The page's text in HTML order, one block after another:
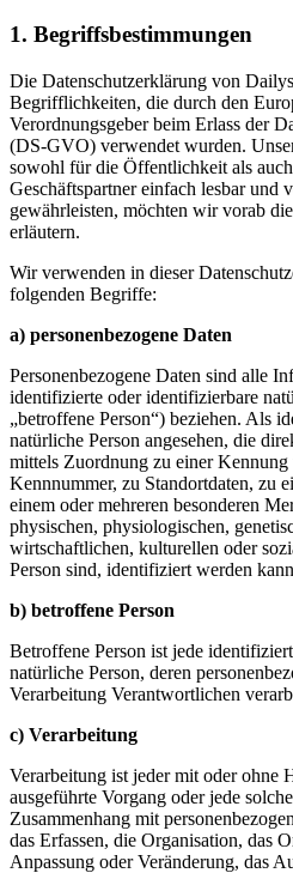
1. Begriffsbestimmungen
Die Datenschutzerklärung von
Begrifflichkeiten, die durch den
Verordnungsgeber beim Erlass der
(DS-GVO) verwendet wurden.
sowohl für die Öffentlichkeit als
Geschäftspartner einfach lesbar und
gewährleisten, möchten wir vorab
erläutern.
Wir verwenden in dieser
folgenden Begriffe:
a) personenbezogene Daten
Personenbezogene Daten sind alle
identifizierte oder identifizierbare
„betroffene Person“) beziehen. Als
natürliche Person angesehen, die
mittels Zuordnung zu einer
Kennnummer, zu Standortdaten, zu
einem oder mehreren besonderen
physischen, physiologischen,
wirtschaftlichen, kulturellen oder
Person sind, identifiziert werden
b) betroffene Person
Betroffene Person ist jede
natürliche Person, deren
Verarbeitung Verantwortlichen
c) Verarbeitung
Verarbeitung ist jeder mit oder ohne
ausgeführte Vorgang oder jede
Zusammenhang mit
das Erfassen, die Organisation, das
Anpassung oder Veränderung, das